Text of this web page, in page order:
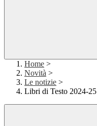
Home >
Novità >
Le notizie >
Libri di Testo 2024-25